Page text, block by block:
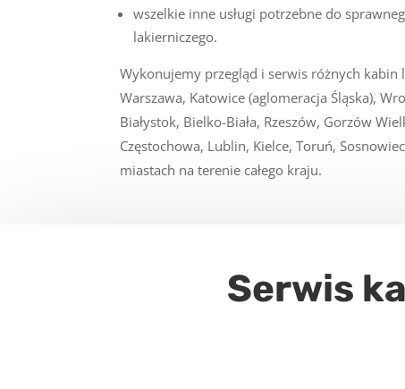
wszelkie inne usługi potrzebne do
lakierniczego.
Wykonujemy przegląd i serwis różnych
Warszawa, Katowice (aglomeracja Śląska),
Białystok, Bielko-Biała, Rzeszów, Gorzów
Częstochowa, Lublin, Kielce, Toruń,
miastach na terenie całego kraju.
Serwis